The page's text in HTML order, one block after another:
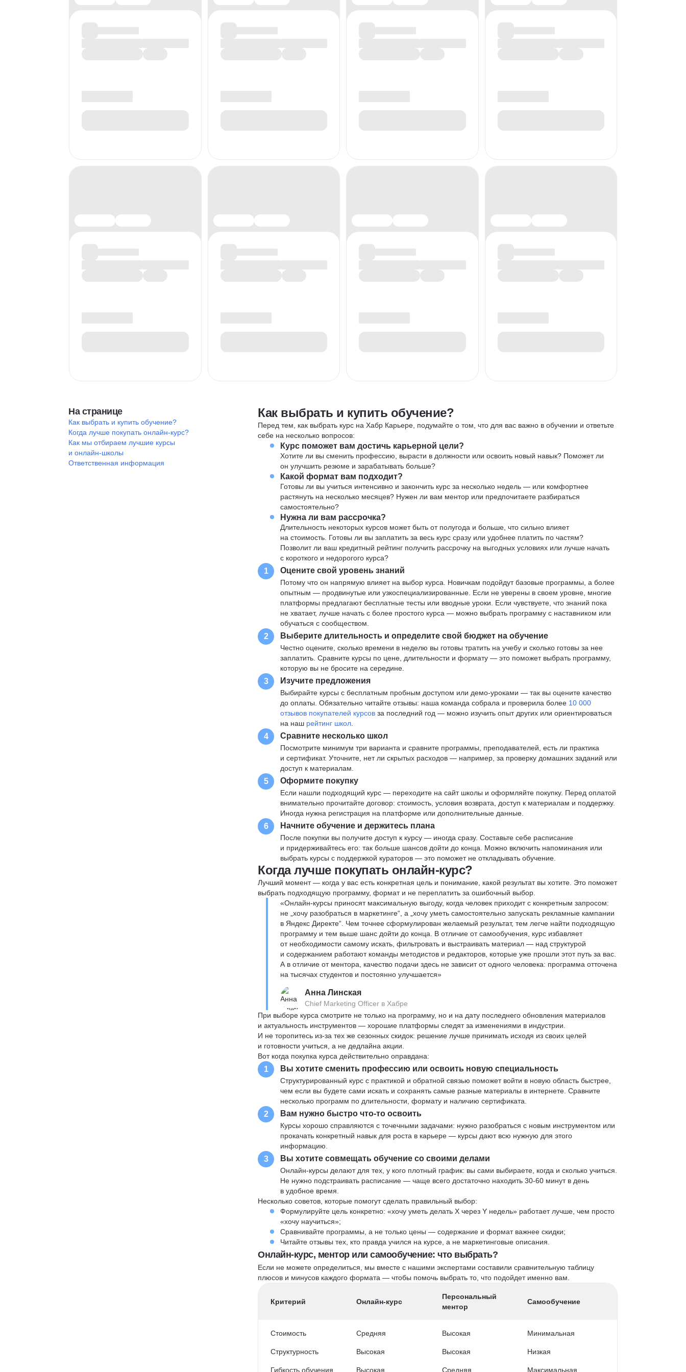
На странице
Как выбрать и купить обучение?
Когда лучше покупать онлайн-курс?
Как мы отбираем лучшие курсы
и онлайн-школы
Ответственная информация
Как выбрать и купить обучение?
Перед тем, как выбрать курс на Хабр Карьере, подумайте о том, что для вас важно в обучении и ответьте
себе на несколько вопросов:
Курс поможет вам достичь карьерной цели?
Хотите ли вы сменить профессию, вырасти в должности или освоить новый навык? Поможет ли
он улучшить резюме и зарабатывать больше?
Какой формат вам подходит?
Готовы ли вы учиться интенсивно и закончить курс за несколько недель — или комфортнее
растянуть на несколько месяцев? Нужен ли вам ментор или предпочитаете разбираться
самостоятельно?
Нужна ли вам рассрочка?
Длительность некоторых курсов может быть от полугода и больше, что сильно влияет
на стоимость. Готовы ли вы заплатить за весь курс сразу или удобнее платить по частям?
Позволит ли ваш кредитный рейтинг получить рассрочку на выгодных условиях или лучше начать
с короткого и недорогого курса?
1 Оцените свой уровень знаний
Потому что он напрямую влияет на выбор курса. Новичкам подойдут базовые программы, а более
опытным — продвинутые или узкоспециализированные. Если не уверены в своем уровне, многие
платформы предлагают бесплатные тесты или вводные уроки. Если чувствуете, что знаний пока
не хватает, лучше начать с более простого курса — можно выбрать программу с наставником или
обучаться с сообществом.
2 Выберите длительность и определите свой бюджет на обучение
Честно оцените, сколько времени в неделю вы готовы тратить на учебу и сколько готовы за нее
заплатить. Сравните курсы по цене, длительности и формату — это поможет выбрать программу,
которую вы не бросите на середине.
3 Изучите предложения
Выбирайте курсы с бесплатным пробным доступом или демо-уроками — так вы оцените качество
до оплаты. Обязательно читайте отзывы: наша команда собрала и проверила более 10 000
отзывов покупателей курсовза последний год — можно изучить опыт других или ориентироваться
на наш рейтинг школ
4 Сравните несколько школ
Посмотрите минимум три варианта и сравните программы, преподавателей, есть ли практика
и сертификат. Уточните, нет ли скрытых расходов — например, за проверку домашних заданий или
доступ к материалам.
5 Оформите покупку
Если нашли подходящий курс — переходите на сайт школы и оформляйте покупку. Перед оплатой
внимательно прочитайте договор: стоимость, условия возврата, доступ к материалам и поддержку.
Иногда нужна регистрация на платформе или дополнительные данные.
6 Начните обучение и держитесь плана
После покупки вы получите доступ к курсу — иногда сразу. Составьте себе расписание
и придерживайтесь его: так больше шансов дойти до конца. Можно включить напоминания или
выбрать курсы с поддержкой кураторов — это поможет не откладывать обучение.
Когда лучше покупать онлайн-курс?
Лучший момент — когда у вас есть конкретная цель и понимание, какой результат вы хотите. Это поможет
выбрать подходящую программу, формат и не переплатить за ошибочный выбор.
«Онлайн-курсы приносят максимальную выгоду, когда человек приходит с конкретным запросом:
не „хочу разобраться в маркетинге“, а „хочу уметь самостоятельно запускать рекламные кампании
в Яндекс Директе“. Чем точнее сформулирован желаемый результат, тем легче найти подходящую
программу и тем выше шанс дойти до конца. В отличие от самообучения, курс избавляет
от необходимости самому искать, фильтровать и выстраивать материал — над структурой
и содержанием работают команды методистов и редакторов, которые уже прошли этот путь за вас.
А в отличие от ментора, качество подачи здесь не зависит от одного человека: программа отточена
на тысячах студентов и постоянно улучшается»
Анна Линская
Chief Marketing Officer в Хабре
При выборе курса смотрите не только на программу, но и на дату последнего обновления материалов
и актуальность инструментов — хорошие платформы следят за изменениями в индустрии.
И не торопитесь из-за тех же сезонных скидок: решение лучше принимать исходя из своих целей
и готовности учиться, а не дедлайна акции.
Вот когда покупка курса действительно оправдана:
1 Вы хотите сменить профессию или освоить новую специальность
Структурированный курс с практикой и обратной связью поможет войти в новую область быстрее,
чем если вы будете сами искать и сохранять самые разные материалы в интернете. Сравните
несколько программ по длительности, формату и наличию сертификата.
2 Вам нужно быстро что-то освоить
Курсы хорошо справляются с точечными задачами: нужно разобраться с новым инструментом или
прокачать конкретный навык для роста в карьере — курсы дают всю нужную для этого
информацию.
3 Вы хотите совмещать обучение со своими делами
Онлайн-курсы делают для тех, у кого плотный график: вы сами выбираете, когда и сколько учиться.
Не нужно подстраивать расписание — чаще всего достаточно находить 30-60 минут в день
в удобное время.
Несколько советов, которые помогут сделать правильный выбор:
Формулируйте цель конкретно: «хочу уметь делать X через Y недель» работает лучше, чем просто
«хочу научиться»;
Сравнивайте программы, а не только цены — содержание и формат важнее скидки;
Читайте отзывы тех, кто правда учился на курсе, а не маркетинговые описания.
Онлайн-курс, ментор или самообучение: что выбрать?
Если не можете определиться, мы вместе с нашими экспертами составили сравнительную таблицу
плюсов и минусов каждого формата — чтобы помочь выбрать то, что подойдет именно вам.
Критерий Онлайн-курс
Персональный
ментор
Самообучение
Стоимость Средняя Высокая Минимальная
Структурность Высокая Высокая Низкая
Гибкость обучения Высокая Средняя Максимальная